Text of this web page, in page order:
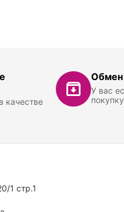
качестве
Обмен
У вас
1 стр.1